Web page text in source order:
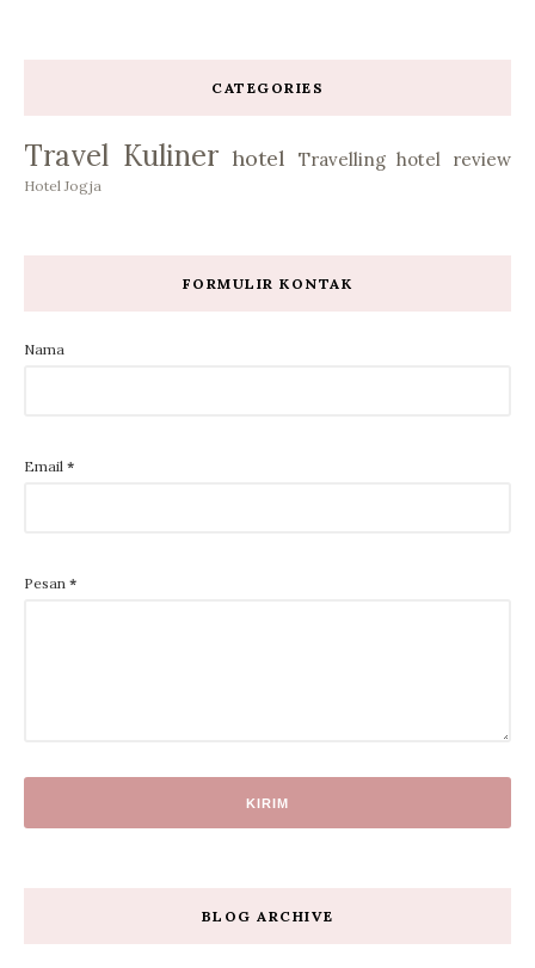
CATEGORIES
Travel Kuliner hotel Travelling hotel review
Hotel Jogja
FORMULIR KONTAK
Nama
Email *
Pesan *
BLOG ARCHIVE